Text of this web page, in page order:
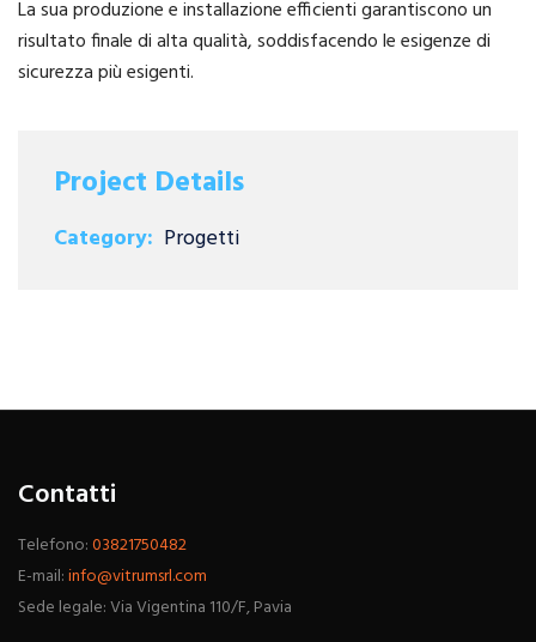
Project Details
Category: Progetti
La sua produzione e installazione efficienti garantiscono un
risultato finale di alta qualità, soddisfacendo le esigenze di
sicurezza più esigenti.
Contatti
Telefono:03821750482
E-mail:info@vitrumsrl.com
Sede legale: Via Vigentina 110/F, Pavia